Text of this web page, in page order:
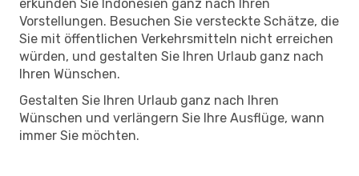
erkunden Sie Indonesien ganz nach Ihren
Vorstellungen. Besuchen Sie versteckte Schätze, die
Sie mit öffentlichen Verkehrsmitteln nicht erreichen
würden, und gestalten Sie Ihren Urlaub ganz nach
Ihren Wünschen.
Gestalten Sie Ihren Urlaub ganz nach Ihren
Wünschen und verlängern Sie Ihre Ausflüge, wann
immer Sie möchten.